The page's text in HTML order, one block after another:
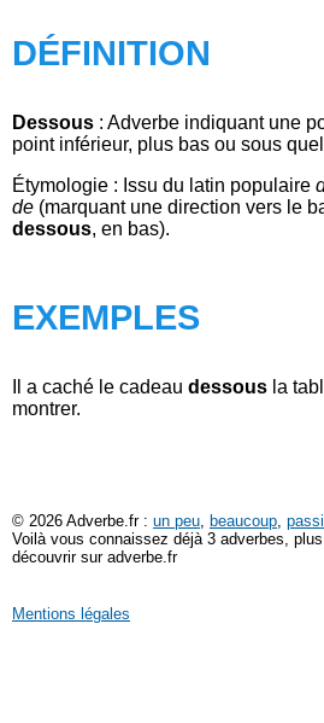
DÉFINITION
Dessous : Adverbe indiquant une
point inférieur, plus bas ou sous
Étymologie : Issu du latin populaire
de (marquant une direction vers le
dessous, en bas).
EXEMPLES
Il a caché le cadeau dessous la
montrer.
© 2026 Adverbe.fr : un peu, beaucoup,
Voilà vous connaissez déjà 3 adverbes,
découvrir sur adverbe.fr
Mentions légales